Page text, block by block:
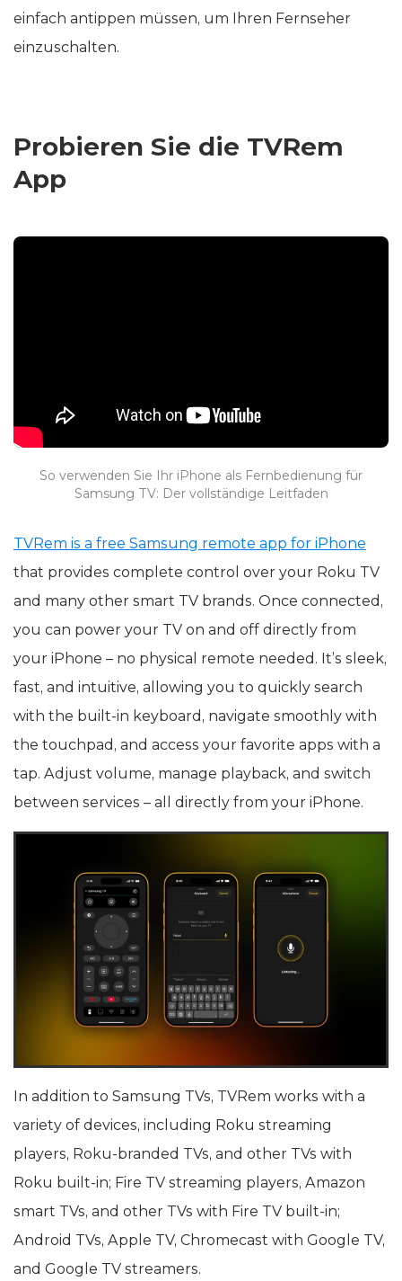
einfach antippen müssen, um Ihren Fernseher
einzuschalten.
Probieren Sie die TVRem
App
So verwenden Sie Ihr iPhone als Fernbedienung für
Samsung TV: Der vollständige Leitfaden
TVRem is a free Samsung remote app for iPhone
that provides complete control over your Roku TV
and many other smart TV brands. Once connected,
you can power your TV on and off directly from
your iPhone – no physical remote needed. It’s sleek,
fast, and intuitive, allowing you to quickly search
with the built-in keyboard, navigate smoothly with
the touchpad, and access your favorite apps with a
tap. Adjust volume, manage playback, and switch
between services – all directly from your iPhone.
In addition to Samsung TVs, TVRem works with a
variety of devices, including Roku streaming
players, Roku-branded TVs, and other TVs with
Roku built-in; Fire TV streaming players, Amazon
smart TVs, and other TVs with Fire TV built-in;
Android TVs, Apple TV, Chromecast with Google TV,
and Google TV streamers.